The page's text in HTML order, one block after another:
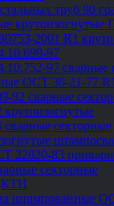
труб 90
крутоизогнутые
2001 R1
97
97 сварные
ОСТ 36-21-77
92 сварные
секторные
22820-83
секторные
штампованные